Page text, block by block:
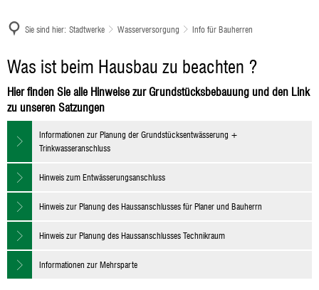
Sie sind hier: Stadtwerke Wasserversorgung Info für Bauherren
Info
für
Bauherren
Was ist beim Hausbau zu beachten ?
Hier finden Sie alle Hinweise zur Grundstücksbebauung und den Link
zu unseren Satzungen
Informationen zur Planung der Grundstücksentwässerung +
Trinkwasseranschluss
Hinweis zum Entwässerungsanschluss
Hinweis zur Planung des Haussanschlusses für Planer und Bauherrn
Hinweis zur Planung des Haussanschlusses Technikraum
Informationen zur Mehrsparte